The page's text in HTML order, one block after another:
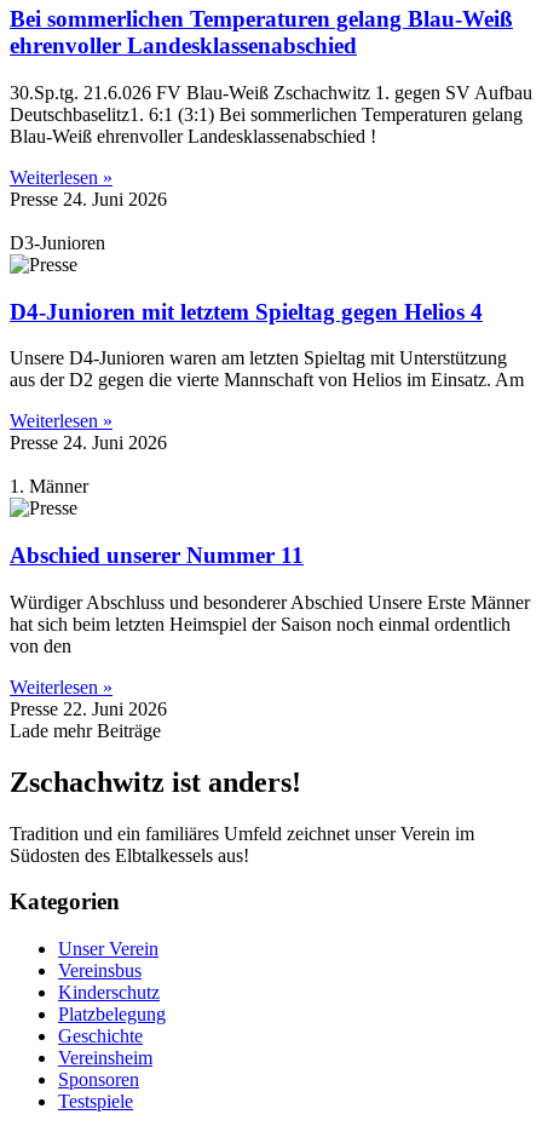
Bei sommerlichen Temperaturen gelang Blau-Weiß
ehrenvoller Landesklassenabschied
30.Sp.tg. 21.6.026 FV Blau-Weiß Zschachwitz 1. gegen SV Aufbau
Deutschbaselitz1. 6:1 (3:1) Bei sommerlichen Temperaturen gelang
Blau-Weiß ehrenvoller Landesklassenabschied !
Weiterlesen »
Presse 24. Juni 2026
D3-Junioren
D4-Junioren mit letztem Spieltag gegen Helios 4
Unsere D4-Junioren waren am letzten Spieltag mit Unterstützung
aus der D2 gegen die vierte Mannschaft von Helios im Einsatz. Am
Weiterlesen »
Presse 24. Juni 2026
1. Männer
Abschied unserer Nummer 11
Würdiger Abschluss und besonderer Abschied Unsere Erste Männer
hat sich beim letzten Heimspiel der Saison noch einmal ordentlich
von den
Weiterlesen »
Presse 22. Juni 2026
Lade mehr Beiträge
Zschachwitz ist anders!
Tradition und ein familiäres Umfeld zeichnet unser Verein im
Südosten des Elbtalkessels aus!
Kategorien
Unser Verein
Vereinsbus
Kinderschutz
Platzbelegung
Geschichte
Vereinsheim
Sponsoren
Testspiele